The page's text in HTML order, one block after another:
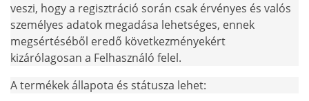
veszi, hogy a regisztráció során csak érvényes és valós
személyes adatok megadása lehetséges, ennek
megsértéséből eredő következményekért
kizárólagosan a Felhasználó felel.
A termékek állapota és státusza lehet: